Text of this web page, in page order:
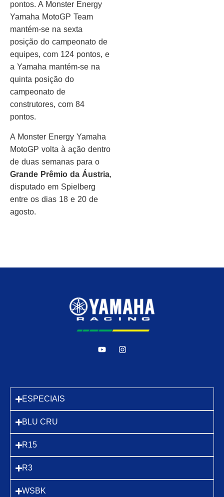
pontos. A Monster Energy
Yamaha MotoGP Team
mantém-se na sexta
posição do campeonato de
equipes, com 124 pontos, e
a Yamaha mantém-se na
quinta posição do
campeonato de
construtores, com 84
pontos.
A Monster Energy Yamaha
MotoGP volta à ação dentro
de duas semanas para o
Grande Prêmio da Áustria,
disputado em Spielberg
entre os dias 18 e 20 de
agosto.
ESPECIAIS
BLU CRU
R15
R3
WSBK